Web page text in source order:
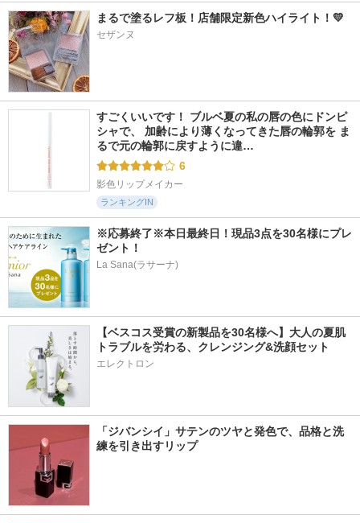
まるで塗るレフ板！店舗限定新色ハイライト！💛
セザンヌ
すごくいいです！ ブルベ夏の私の唇の色にドンピ
シャで、 加齢により薄くなってきた唇の輪郭を ま
るで元の輪郭に戻すように違…
6
影色リップメイカー
ランキングIN
※応募終了※本日最終日！現品3点を30名様にプレ
ゼント！
La Sana(ラサーナ)
【ベスコス受賞の新製品を30名様へ】大人の夏肌
トラブルを労わる、クレンジング&洗顔セット
エレクトロン
「ジバンシイ」サテンのツヤと発色で、品格と洗
練を引き出すリップ